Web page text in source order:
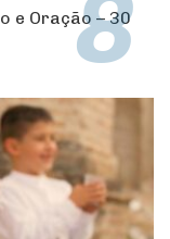
e Oração – 30